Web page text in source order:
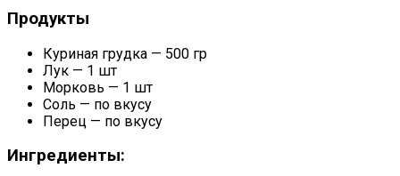
Продукты
Куриная грудка — 500 гр
Лук — 1 шт
Морковь — 1 шт
Соль — по вкусу
Перец — по вкусу
Ингредиенты: